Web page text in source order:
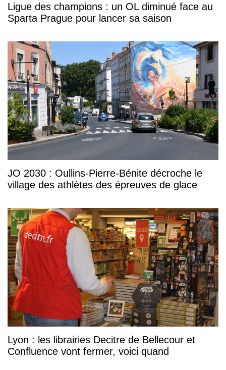
Ligue des champions : un OL diminué face au
Sparta Prague pour lancer sa saison
JO 2030 : Oullins-Pierre-Bénite décroche le
village des athlètes des épreuves de glace
Lyon : les librairies Decitre de Bellecour et
Confluence vont fermer, voici quand